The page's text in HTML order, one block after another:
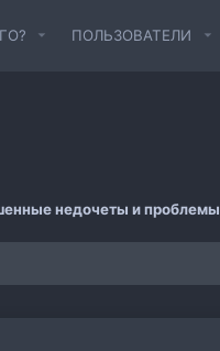
ПОЛЬЗОВАТЕЛИ
недочеты и проблемы